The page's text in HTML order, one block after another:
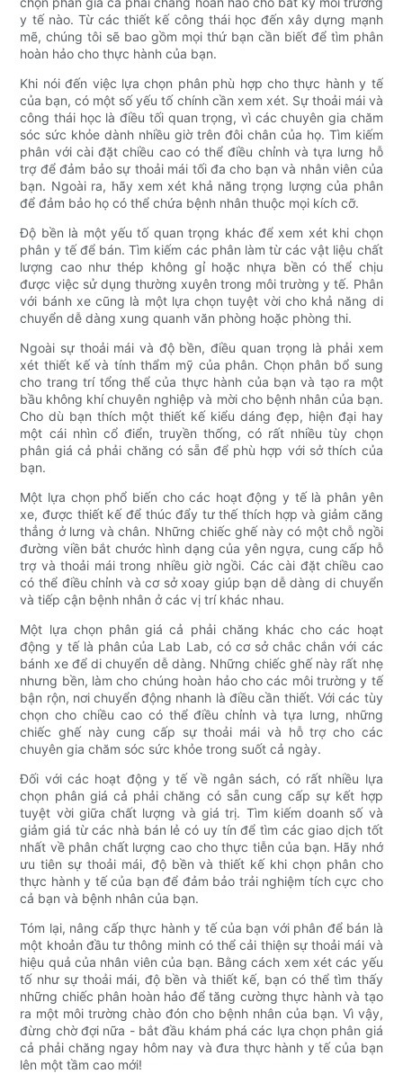
y tế nào. Từ các thiết kế công thái học đến xây dựng mạnh
mẽ, chúng tôi sẽ bao gồm mọi thứ bạn cần biết để tìm phân
hoàn hảo cho thực hành của bạn.
Khi nói đến việc lựa chọn phân phù hợp cho thực hành y tế
của bạn, có một số yếu tố chính cần xem xét. Sự thoải mái và
công thái học là điều tối quan trọng, vì các chuyên gia chăm
sóc sức khỏe dành nhiều giờ trên đôi chân của họ. Tìm kiếm
phân với cài đặt chiều cao có thể điều chỉnh và tựa lưng hỗ
trợ để đảm bảo sự thoải mái tối đa cho bạn và nhân viên của
bạn. Ngoài ra, hãy xem xét khả năng trọng lượng của phân
để đảm bảo họ có thể chứa bệnh nhân thuộc mọi kích cỡ.
Độ bền là một yếu tố quan trọng khác để xem xét khi chọn
phân y tế để bán. Tìm kiếm các phân làm từ các vật liệu chất
lượng cao như thép không gỉ hoặc nhựa bền có thể chịu
được việc sử dụng thường xuyên trong môi trường y tế. Phân
với bánh xe cũng là một lựa chọn tuyệt vời cho khả năng di
chuyển dễ dàng xung quanh văn phòng hoặc phòng thi.
Ngoài sự thoải mái và độ bền, điều quan trọng là phải xem
xét thiết kế và tính thẩm mỹ của phân. Chọn phân bổ sung
cho trang trí tổng thể của thực hành của bạn và tạo ra một
bầu không khí chuyên nghiệp và mời cho bệnh nhân của bạn.
Cho dù bạn thích một thiết kế kiểu dáng đẹp, hiện đại hay
một cái nhìn cổ điển, truyền thống, có rất nhiều tùy chọn
phân giá cả phải chăng có sẵn để phù hợp với sở thích của
bạn.
Một lựa chọn phổ biến cho các hoạt động y tế là phân yên
xe, được thiết kế để thúc đẩy tư thế thích hợp và giảm căng
thẳng ở lưng và chân. Những chiếc ghế này có một chỗ ngồi
đường viền bắt chước hình dạng của yên ngựa, cung cấp hỗ
trợ và thoải mái trong nhiều giờ ngồi. Các cài đặt chiều cao
có thể điều chỉnh và cơ sở xoay giúp bạn dễ dàng di chuyển
và tiếp cận bệnh nhân ở các vị trí khác nhau.
Một lựa chọn phân giá cả phải chăng khác cho các hoạt
động y tế là phân của Lab Lab, có cơ sở chắc chắn với các
bánh xe để di chuyển dễ dàng. Những chiếc ghế này rất nhẹ
nhưng bền, làm cho chúng hoàn hảo cho các môi trường y tế
bận rộn, nơi chuyển động nhanh là điều cần thiết. Với các tùy
chọn cho chiều cao có thể điều chỉnh và tựa lưng, những
chiếc ghế này cung cấp sự thoải mái và hỗ trợ cho các
chuyên gia chăm sóc sức khỏe trong suốt cả ngày.
Đối với các hoạt động y tế về ngân sách, có rất nhiều lựa
chọn phân giá cả phải chăng có sẵn cung cấp sự kết hợp
tuyệt vời giữa chất lượng và giá trị. Tìm kiếm doanh số và
giảm giá từ các nhà bán lẻ có uy tín để tìm các giao dịch tốt
nhất về phân chất lượng cao cho thực tiễn của bạn. Hãy nhớ
ưu tiên sự thoải mái, độ bền và thiết kế khi chọn phân cho
thực hành y tế của bạn để đảm bảo trải nghiệm tích cực cho
cả bạn và bệnh nhân của bạn.
Tóm lại, nâng cấp thực hành y tế của bạn với phân để bán là
một khoản đầu tư thông minh có thể cải thiện sự thoải mái và
hiệu quả của nhân viên của bạn. Bằng cách xem xét các yếu
tố như sự thoải mái, độ bền và thiết kế, bạn có thể tìm thấy
những chiếc phân hoàn hảo để tăng cường thực hành và tạo
ra một môi trường chào đón cho bệnh nhân của bạn. Vì vậy,
đừng chờ đợi nữa - bắt đầu khám phá các lựa chọn phân giá
cả phải chăng ngay hôm nay và đưa thực hành y tế của bạn
lên một tầm cao mới!